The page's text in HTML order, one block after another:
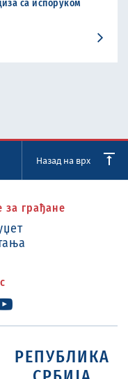
са испоруком
Назад на врх
грађане
РЕПУБЛИКА